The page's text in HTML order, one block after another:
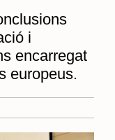
i
encarregat
europeus.